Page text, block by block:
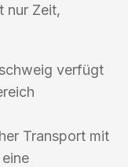
nur Zeit,
verfügt
Transport mit